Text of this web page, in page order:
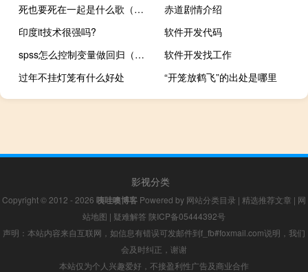
死也要死在一起是什么歌（死也在一起-游戏简介）
赤道剧情介绍
印度it技术很强吗?
软件开发代码
spss怎么控制变量做回归（怎么用spss进行回归分析控制变量）
软件开发找工作
过年不挂灯笼有什么好处
“开笼放鹤飞”的出处是哪里
影视分类
Copyright © 2012 - 2026 咦哇噢博客 Powered by 网站分类目录 | 精选推荐文章 | 网
站地图 | 疑难解答 陕ICP备05444392号
声明：本站内容来自互联网，如信息有错误可发邮件到f_fb#foxmail.com说明，我们
会及时纠正，谢谢
本站仅为个人兴趣爱好，不接盈利性广告及商业合作